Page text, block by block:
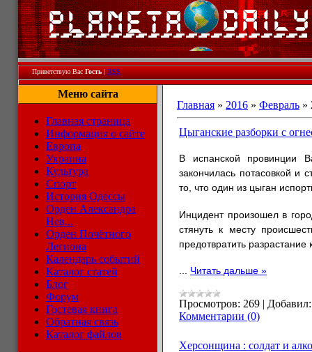
Приветствую Вас Гость|RSS
Меню сайта
Главная страница
Информация о сайте
Европа
Украина
Культура
Спорт
История Одессы
Орден Александра
Нев...
Орден Почётного
Легиона
Календарь событий
Каталог статей
Блог
Форум
Гостевая книга
Обратная связь
Каталог файлов
Главная » 2016 » Февраль »
Цыганские разборки с
В испанской провинции
закончилась потасовкой и
то, что один из цыган
Инцидент произошел в
стянуть к месту
предотвратить
Читать дальше »
Просмотров: 269 | Добавил:
Комментарии (0)
Херсонщина : солдат и